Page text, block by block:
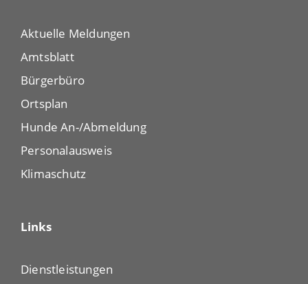
Aktuelle Meldungen
Amtsblatt
Bürgerbüro
Ortsplan
Hunde An-/Abmeldung
Personalausweis
Klimaschutz
Links
Dienstleistungen